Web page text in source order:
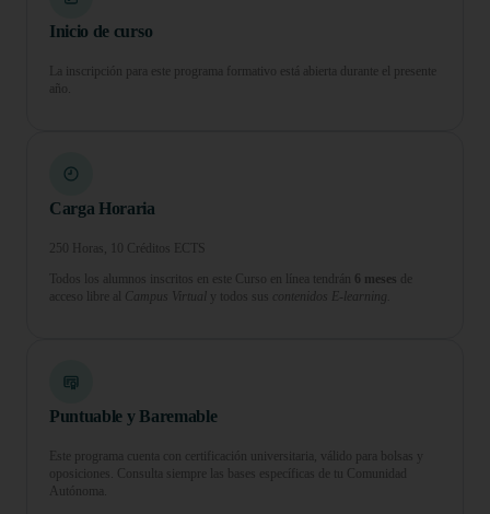
Inicio de curso
La inscripción para este programa formativo está abierta durante el presente
año.
Carga Horaria
250 Horas, 10 Créditos ECTS
Todos los alumnos inscritos en este Curso en línea tendrán 6 meses de
acceso libre al Campus Virtual y todos sus contenidos E-learning.
Puntuable y Baremable
Este programa cuenta con certificación universitaria, válido para bolsas y
oposiciones. Consulta siempre las bases específicas de tu Comunidad
Autónoma.